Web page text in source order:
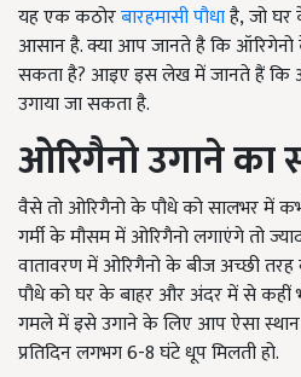
यह एक कठोरबारहमासी पौधाहै, जो घर
आसान है. क्या आप जानते है कि ऑरिगेनो
सकता है? आइए इस लेख में जानते हैं कि
उगाया जा सकता है.
ओरिगैनो उगाने का
वैसे तो ओरिगैनो के पौधे को सालभर में
गर्मी के मौसम में ओरिगैनो लगाएंगे तो
वातावरण में ओरिगैनो के बीज अच्छी
पौधे को घर के बाहर और अंदर में से कहीं
गमले में इसे उगाने के लिए आप ऐसा स्थान
प्रतिदिन लगभग 6-8 घंटे धूप मिलती हो.